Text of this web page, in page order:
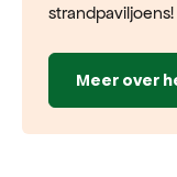
strandpaviljoens!
Meer over